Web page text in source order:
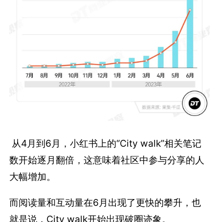
从4月到6月，小红书上的“City walk”相关笔记
数开始逐月翻倍，这意味着社区中参与分享的人
大幅增加。
而阅读量和互动量在6月出现了更快的攀升，也
就是说，City walk开始出现破圈迹象。